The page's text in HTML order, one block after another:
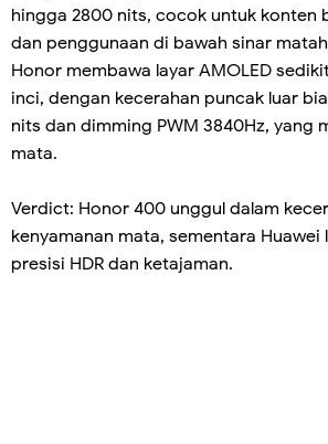
hingga 2800 nits, cocok untuk konten
dan penggunaan di bawah sinar
Honor membawa layar AMOLED
inci, dengan kecerahan puncak luar
nits dan dimming PWM 3840Hz, yang
mata.
Verdict: Honor 400 unggul dalam
kenyamanan mata, sementara Huawei
presisi HDR dan ketajaman.